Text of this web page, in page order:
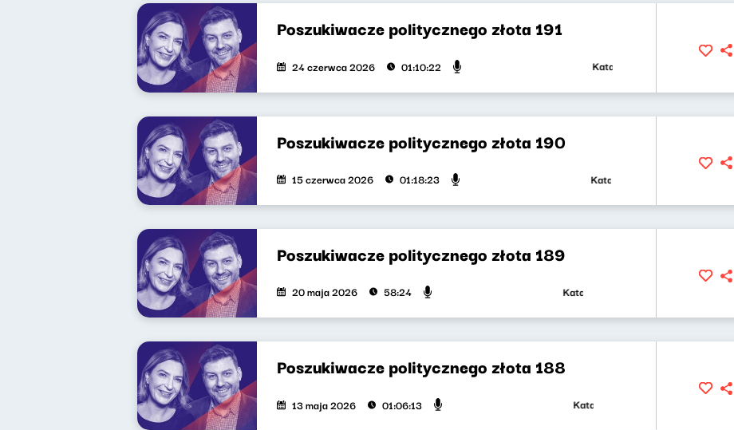
Poszukiwacze politycznego złota 191
24 czerwca 2026 01:10:22 Katarzyna Kasia, Klaudiusz Slezak
Poszukiwacze politycznego złota 190
15 czerwca 2026 01:18:23 Katarzyna Kasia, Klaudiusz Slezak
Poszukiwacze politycznego złota 189
20 maja 2026 58:24 Katarzyna Kasia, Klaudiusz Slezak
Poszukiwacze politycznego złota 188
13 maja 2026 01:06:13 Katarzyna Kasia, Klaudiusz Slezak